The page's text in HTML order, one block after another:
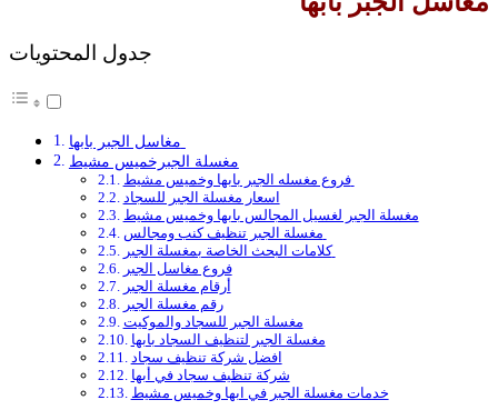
جدول المحتويات
مغسلة الجبرخميس مشيط
فروع مغسله الجبر بابها وخميس مشيط
اسعار مغسلة الجبر للسجاد
مغسلة الجبر لغسيل المجالس بابها وخميس مشيط
كلامات البحث الخاصة بمغسلة الجبر
فروع مغاسل الجبر
أرقام مغسلة الجبر
رقم مغسلة الجبر
مغسلة الجبر للسجاد والموكيت
مغسلة الجبر لتنظيف السجاد بابها
افضل شركة تنظيف سجاد
شركة تنظيف سجاد في أبها
خدمات مغسلة الجبر في ابها وخميس مشيط